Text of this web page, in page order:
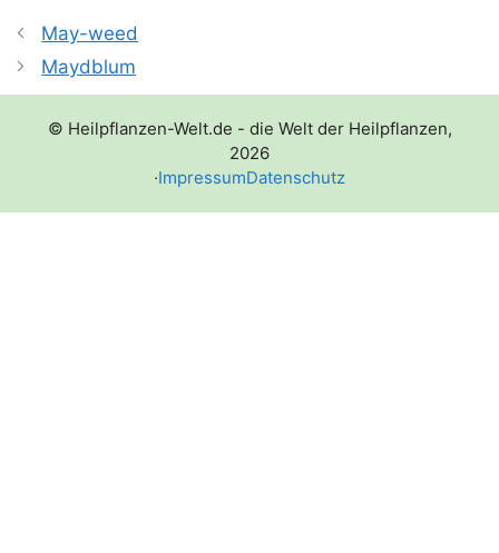
May-weed
Maydblum
© Heilpflanzen-Welt.de - die Welt der Heilpflanzen,
2026
·ImpressumDatenschutz